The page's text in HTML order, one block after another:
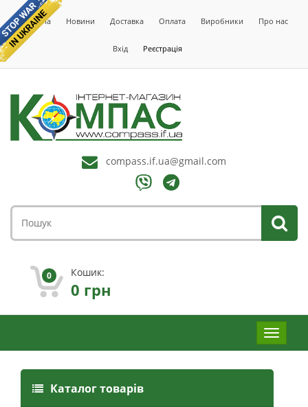
Головна Новини Доставка Оплата Виробники Про нас
Вхід Реєстрація
compass.if.ua@gmail.com
0 Кошик:
0 грн
Меню
Каталог товарів